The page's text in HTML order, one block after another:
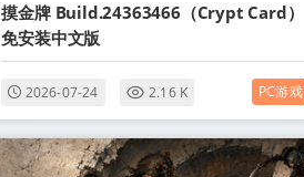
摸金牌 Build.24363466（Crypt Card）
免安装中文版
2026-07-24 2.16 K PC游戏